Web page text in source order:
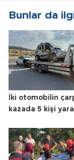
Bunlar da
İki otomobilin
kazada 5 kişi